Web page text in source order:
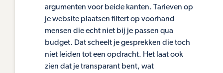
argumenten voor beide kanten. Tarieven op
je website plaatsen filtert op voorhand
mensen die echt niet bij je passen qua
budget. Dat scheelt je gesprekken die toch
niet leiden tot een opdracht. Het laat ook
zien dat je transparant bent, wat